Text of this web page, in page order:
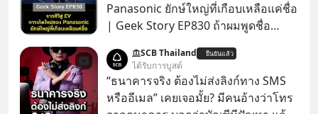
Panasonic ยักษ์ใหญ่ที่เกือบเหลือแค่ชื่อ
| Geek Story EP830 ถ้าผมพูดชื่อ
ถ่านไฟฉาย? ถ้าคุณยังคิดแบบนั้น แสดง
ว่าคุณกำลังพลาดเรื่องราวการ
‘Rebranding’ ที่ดุเดือดที่สุดใน
ประวัติศาสตร์ญี่ปุ่น! รู้หรือไม่ว่า ในวันที่
SCB Thailand ยืนยันแล้ว
ได้รับการบูสต์
“ธนาคารจริง ต้องไม่ส่งลิงก์ทาง SMS
หรืออีเมล” เคยเจอมั้ย? มีคนอ้างว่าโทร